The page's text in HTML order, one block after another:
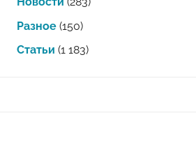
Разное (150)
Статьи (1 183)